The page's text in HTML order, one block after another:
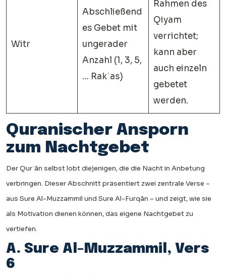
Witr
Abschließend
es Gebet mit
ungerader
Anzahl (1, 3, 5,
… Rakʿas)
Rahmen des
Qiyam
verrichtet;
kann aber
auch einzeln
gebetet
werden.
Quranischer Ansporn
zum Nachtgebet
Der Qurʾān selbst lobt diejenigen, die die Nacht in Anbetung
verbringen. Dieser Abschnitt präsentiert zwei zentrale Verse –
aus Sure Al-Muzzammil und Sure Al-Furqān – und zeigt, wie sie
als Motivation dienen können, das eigene Nachtgebet zu
vertiefen.
A. Sure Al-Muzzammil, Vers
6